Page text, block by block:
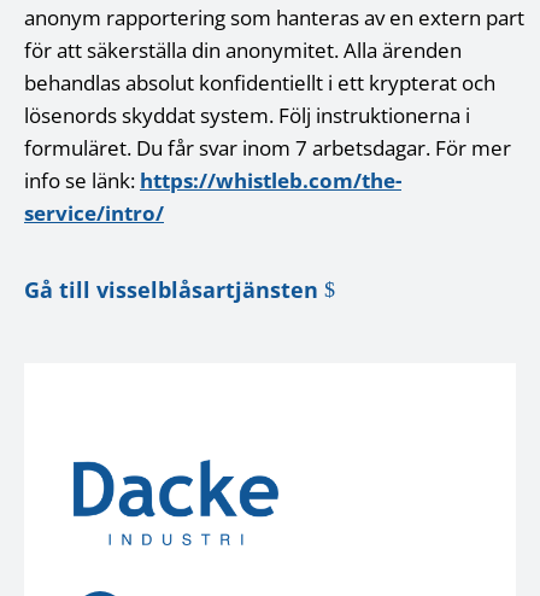
anonym rapportering som hanteras av en extern part
för att säkerställa din anonymitet. Alla ärenden
behandlas absolut konfidentiellt i ett krypterat och
lösenords skyddat system. Följ instruktionerna i
formuläret. Du får svar inom 7 arbetsdagar. För mer
info se länk: https://whistleb.com/the-
service/intro/
Gå till visselblåsartjänsten